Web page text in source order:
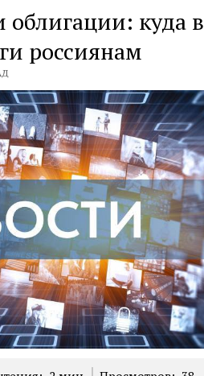
куда
россиянам